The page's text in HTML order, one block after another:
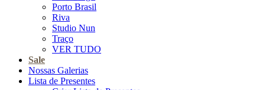
Porto Brasil
Riva
Studio Nun
Traço
VER TUDO
Sale
Nossas Galerias
Lista de Presentes